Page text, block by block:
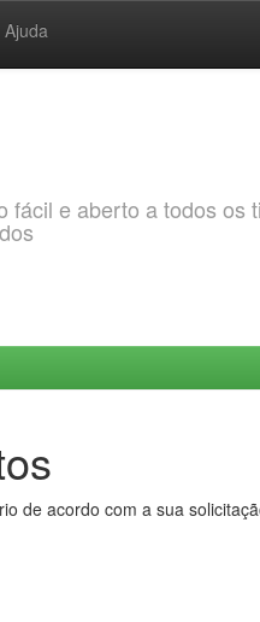
Ajuda
e aberto a todos os
de acordo com a sua